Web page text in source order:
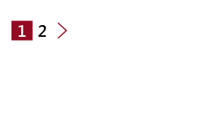
1 2